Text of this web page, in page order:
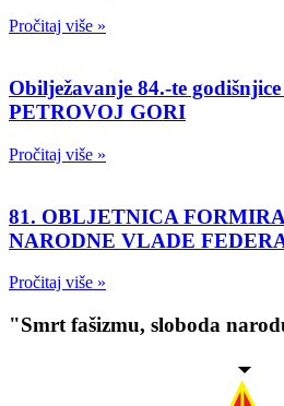
Pročitaj više »
Obilježavanje 84.-te
PETROVOJ GORI
Pročitaj više »
81. OBLJETNICA
NARODNE VLADE
Pročitaj više »
"Smrt fašizmu, sloboda